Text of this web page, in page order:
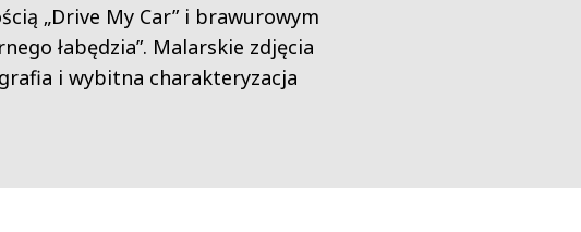
„Drive My Car” i brawurowym
łabędzia”. Malarskie zdjęcia
i wybitna charakteryzacja